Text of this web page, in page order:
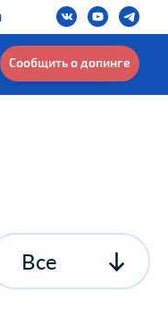
Сообщить о допинге
Все